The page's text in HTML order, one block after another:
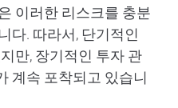
이러한 리스크를 충분
다. 따라서, 단기적인
만, 장기적인 투자 관
계속 포착되고 있습니